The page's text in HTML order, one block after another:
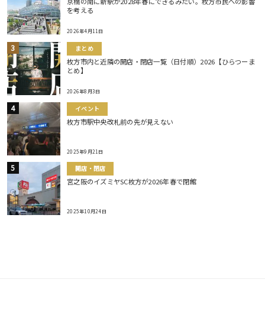
を考える
2026年4月11日
まとめ
枚方市内と近隣の開店・閉店一覧（日付順）2026【ひらつーま
とめ】
2026年8月3日
イベント
枚方市駅中央改札前の先が見えない
2025年9月21日
開店・閉店
宮之阪のイズミヤSC枚方が2026年春で閉館
2025年10月24日